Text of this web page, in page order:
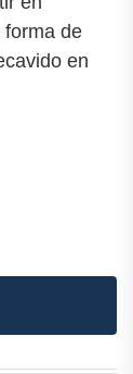
forma de
en